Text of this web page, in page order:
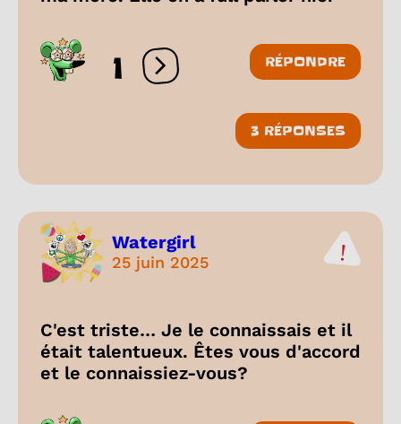
1 Ouvrir les réactions
RÉPONDRE
3 RÉPONSES
Watergirl
25 juin 2025
C'est triste… Je le connaissais et il
était talentueux. Êtes vous d'accord
et le connaissiez-vous?